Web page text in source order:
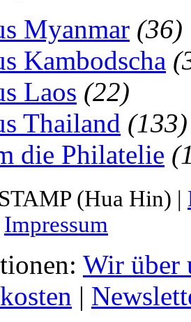
Myanmar (36)
Kambodscha
Laos (22)
Thailand (133)
die Philatelie
(Hua Hin) |
Impressum
Wir über
|